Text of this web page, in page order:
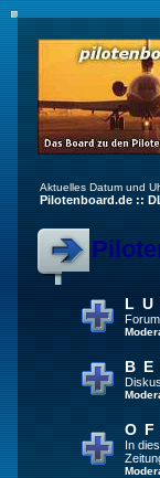
Aktuelles Datum und
Pilotenboard.de ::
In